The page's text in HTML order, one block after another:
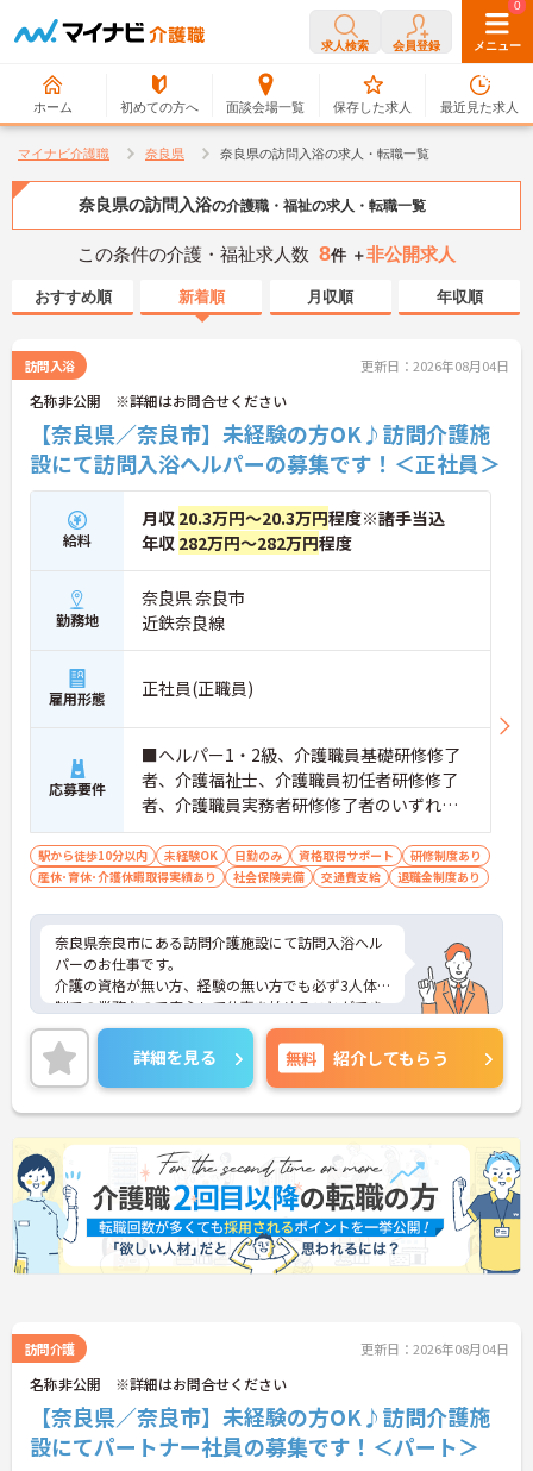
求人検索 会員登録 メニュー
ホーム 初めての方へ 面談会場一覧
0
保存した求人
0
最近見た求人
マイナビ介護職 奈良県 奈良県の訪問入浴の求人・転職一覧
奈良県の訪問入浴の介護職・福祉の求人・転職一覧
この条件の介護・福祉求人数 8件 ＋非公開求人
おすすめ順 新着順 月収順 年収順
訪問入浴 更新日：2026年08月04日
名称非公開 ※詳細はお問合せください
【奈良県／奈良市】未経験の方OK♪訪問介護施
設にて訪問入浴ヘルパーの募集です！＜正社員＞
給料
月収 20.3万円～20.3万円程度※諸手当込
年収 282万円～282万円程度
勤務地
奈良県 奈良市
近鉄奈良線
雇用形態 正社員(正職員)
応募要件
■ヘルパー1・2級、介護職員基礎研修修了
者、介護福祉士、介護職員初任者研修修了
者、介護職員実務者研修修了者のいずれか
の資格あれば尚可 ■簡単なＰＣスキル（ワ
ード・エクセルなど） ■未経験の方OK
駅から徒歩10分以内 未経験OK 日勤のみ 資格取得サポート
研修制度あり
産休･育休･介護休暇取得実績あり
社会保険完備 交通費支給 退職金制度あり
奈良県奈良市にある訪問介護施設にて訪問入浴ヘル
パーのお仕事です。
介護の資格が無い方、経験の無い方でも必ず3人体
制での業務なので安心して仕事を始めることができ
ます！
ご興味ある方には、面接対策ポイントなど、さらに
詳細をお話しいたしますのでお気軽にご相談くださ
い。
詳細を見る 無料 紹介してもらう
訪問介護 更新日：2026年08月04日
名称非公開 ※詳細はお問合せください
【奈良県／奈良市】未経験の方OK♪訪問介護施
設にてパートナー社員の募集です！＜パート＞